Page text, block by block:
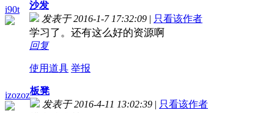
i90t
沙发
发表于 2016-1-7 17:32:09 | 只看该作者
学习了。还有这么好的资源啊
回复
使用道具 举报
izozoz板凳
发表于 2016-4-11 13:02:39 | 只看该作者